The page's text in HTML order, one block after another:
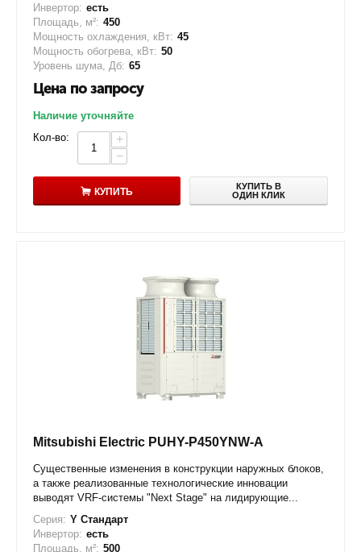
Инвертор: есть
Площадь, м²: 450
Мощность охлаждения, кВт: 45
Мощность обогрева, кВт: 50
Уровень шума, Дб: 65
Цена по запросу
Наличие уточняйте
Кол-во:
+
−
КУПИТЬ
КУПИТЬ В
ОДИН КЛИК
Mitsubishi Electric PUHY-P450YNW-A
Существенные изменения в конструкции наружных блоков,
а также реализованные технологические инновации
выводят VRF-системы "Next Stage" на лидирующие...
Серия: Y Стандарт
Инвертор: есть
Площадь, м²: 500